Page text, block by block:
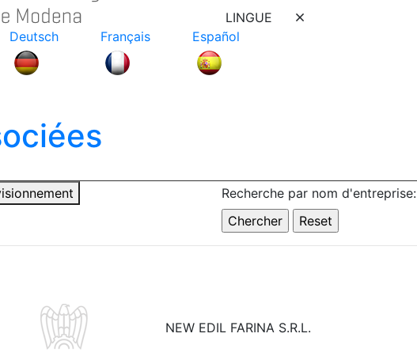
LINGUE
Deutsch Français Español
Recherche par nom d'entreprise:
NEW EDIL FARINA S.R.L.